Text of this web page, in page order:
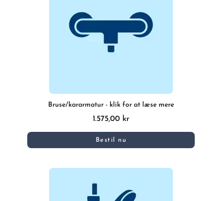
Bruse/kararmatur - klik for at læse mere
1.575,00 kr
Bestil nu